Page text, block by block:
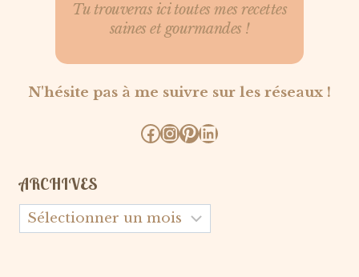
Tu trouveras ici toutes mes recettes
saines et gourmandes !
N'hésite pas à me suivre sur les réseaux !
Facebook
Instagram
Pinterest
LinkedIn
ARCHIVES
Archives